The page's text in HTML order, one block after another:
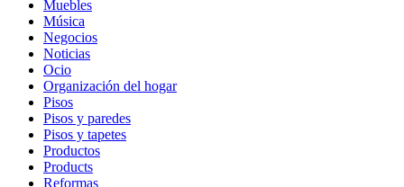
Muebles
Música
Negocios
Noticias
Ocio
Organización del hogar
Pisos
Pisos y paredes
Pisos y tapetes
Productos
Products
Reformas